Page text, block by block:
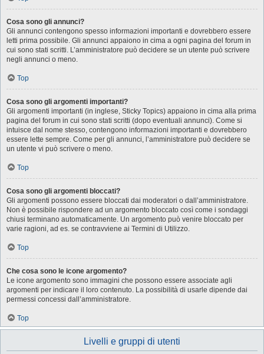
Cosa sono gli annunci?
Gli annunci contengono spesso informazioni importanti e dovrebbero essere
letti prima possibile. Gli annunci appaiono in cima a ogni pagina del forum in
cui sono stati scritti. L’amministratore può decidere se un utente può scrivere
negli annunci o meno.
Top
Cosa sono gli argomenti importanti?
Gli argomenti importanti (in inglese, Sticky Topics) appaiono in cima alla prima
pagina del forum in cui sono stati scritti (dopo eventuali annunci). Come si
intuisce dal nome stesso, contengono informazioni importanti e dovrebbero
essere lette sempre. Come per gli annunci, l’amministratore può decidere se
un utente vi può scrivere o meno.
Top
Cosa sono gli argomenti bloccati?
Gli argomenti possono essere bloccati dai moderatori o dall’amministratore.
Non è possibile rispondere ad un argomento bloccato così come i sondaggi
chiusi terminano automaticamente. Un argomento può venire bloccato per
varie ragioni, ad es. se contravviene ai Termini di Utilizzo.
Top
Che cosa sono le icone argomento?
Le icone argomento sono immagini che possono essere associate agli
argomenti per indicare il loro contenuto. La possibilità di usarle dipende dai
permessi concessi dall’amministratore.
Top
Livelli e gruppi di utenti